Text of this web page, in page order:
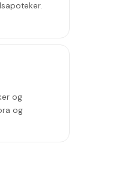
og
og